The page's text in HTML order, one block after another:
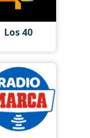
Los 40